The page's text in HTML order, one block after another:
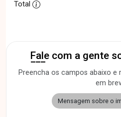
Total
Fale com a gente
Preencha os campos abaixo
em
Mensagem sobre o